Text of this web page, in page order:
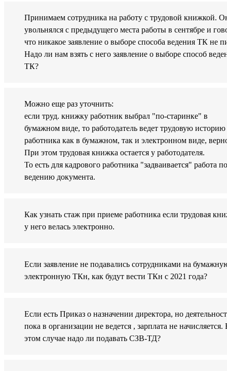
Принимаем сотрудника на работу с трудовой книжкой.
увольнялся с предыдущего места работы в сентябре и
что никакое заявление о выборе способа ведения ТК не
Надо ли нам взять с него заявление о выборе способ
ТК?
Можно еще раз уточнить:
если труд. книжку работник выбрал "по-старинке" в
бумажном виде, то работодатель ведет трудовую историю
работника как в бумажном, так и электронном виде,
При этом трудовая книжка остается у работодателя.
То есть для кадрового работника "задваивается" работа по
ведению документа.
Как узнать стаж при приеме работника если трудовая
у него велась электронно.
Если заявление не подавались сотрудниками на
электронную ТКн, как будут вести ТКн с 2021 года?
Если есть Приказ о назначении директора, но
пока в организации не ведется , зарплата не начисляется.
этом случае надо ли подавать СЗВ-ТД?